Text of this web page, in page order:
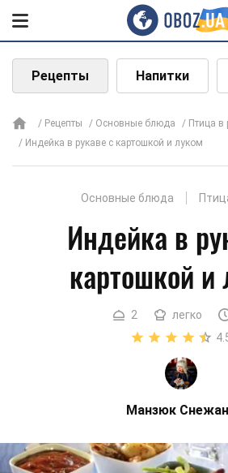
Рецепты Напитки
Рецепты Основные блюда
Птица в
Индейка в рукаве с картошкой и луком
Основные блюда
Индейка в
картошкой и
2 легко
Манзюк